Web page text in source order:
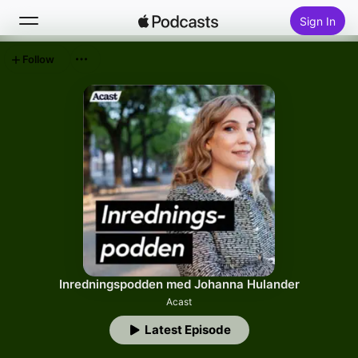
Sign In
Top Charts
Inredningspodden med Johanna Hulander
Acast
Latest Episode
Follow